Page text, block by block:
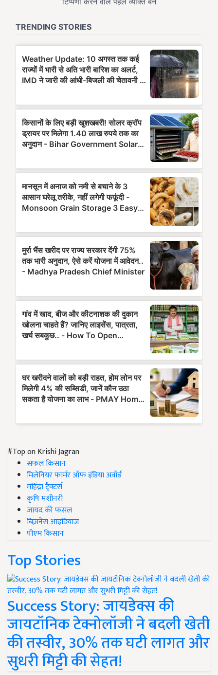
#Top on Krishi Jagran
सफल किसान
मिलेनियर फार्मर ऑफ इंडिया अवॉर्ड
महिंद्रा ट्रैक्टर्स
कृषि मशीनरी
जायद की फसल
बिज़नेस आइडियाज
पीएम किसान
Top Stories
Success Story: जायडेक्स की
जायटॉनिक टेक्नोलॉजी ने बदली खेती
की तस्वीर, 30% तक घटी लागत और
सुधरी मिट्टी की सेहत!